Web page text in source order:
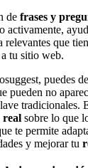
de frases y
activamente,
relevantes que
a tu sitio web.
puedes
pueden no
tradicionales.
real sobre lo que
te permite
y mejorar tu